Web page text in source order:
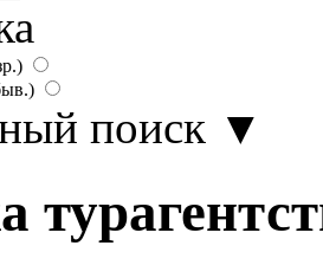
поиск ▼